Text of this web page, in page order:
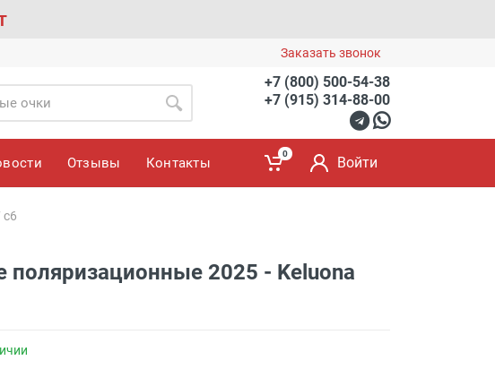
Заказать звонок
+7 (800) 500-54-38
+7 (915) 314-88-00
Отзывы Контакты
0
Войти
2025 - Keluona